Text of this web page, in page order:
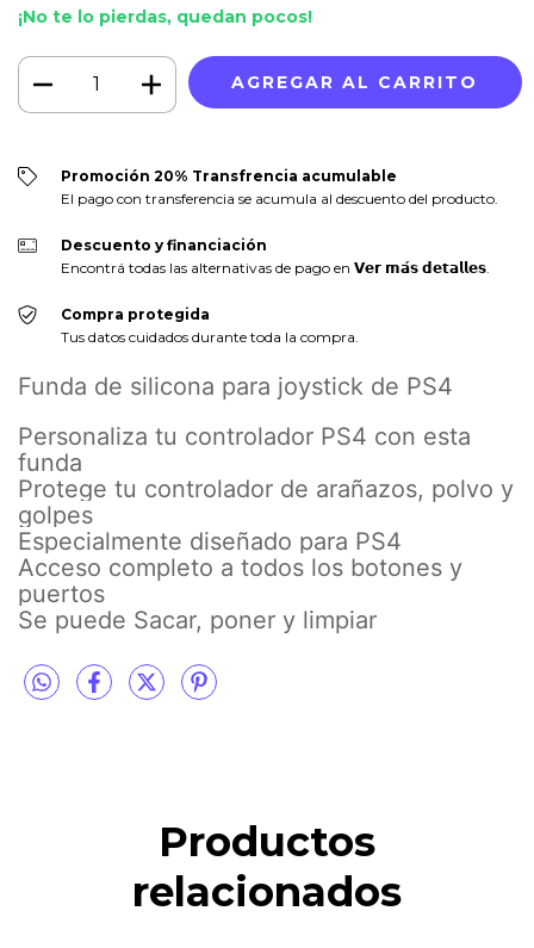
¡No te lo pierdas, quedan pocos!
Promoción 20% Transfrencia acumulable
El pago con transferencia se acumula al descuento del producto.
Descuento y financiación
Encontrá todas las alternativas de pago en 𝗩𝗲𝗿 𝗺𝗮́𝘀 𝗱𝗲𝘁𝗮𝗹𝗹𝗲𝘀.
Compra protegida
Tus datos cuidados durante toda la compra.
Funda de silicona para joystick de PS4
Personaliza tu controlador PS4 con esta
funda
Protege tu controlador de arañazos, polvo y
golpes
Especialmente diseñado para PS4
Acceso completo a todos los botones y
puertos
Se puede Sacar, poner y limpiar
Productos
relacionados